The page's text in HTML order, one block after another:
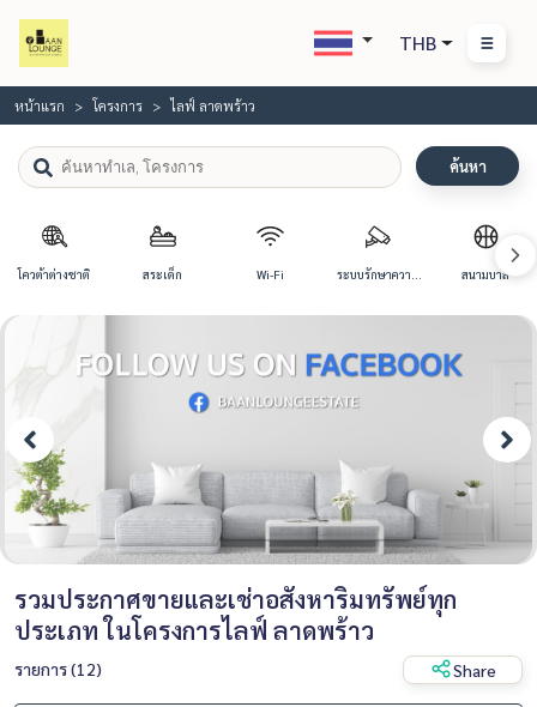
THB
หน้าแรก โครงการ ไลฟ์ ลาดพร้าว
ค้นหา
โควต้าต่างชาติ สระเด็ก Wi-Fi ระบบรักษาความ สนามบาส
รวมประกาศขายและเช่าอสังหาริมทรัพย์ทุก
ประเภท ในโครงการไลฟ์ ลาดพร้าว
รายการ (12) Share